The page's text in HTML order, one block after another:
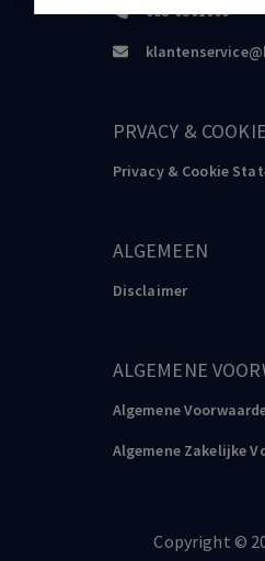
088-0301000
PRVACY &
Privacy & Cookie
ALGEMEEN
Disclaimer
ALGEMENE
Algemene
Algemene Zakelijke
Copyright ©️